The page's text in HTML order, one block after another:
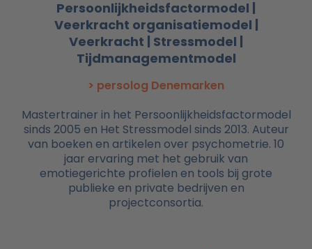
Persoonlijkheidsfactormodel |
Veerkracht organisatiemodel |
Veerkracht | Stressmodel |
Tijdmanagementmodel
> persolog Denemarken
Mastertrainer in het Persoonlijkheidsfactormodel
sinds 2005 en Het Stressmodel sinds 2013. Auteur
van boeken en artikelen over psychometrie. 10
jaar ervaring met het gebruik van
emotiegerichte profielen en tools bij grote
publieke en private bedrijven en
projectconsortia.